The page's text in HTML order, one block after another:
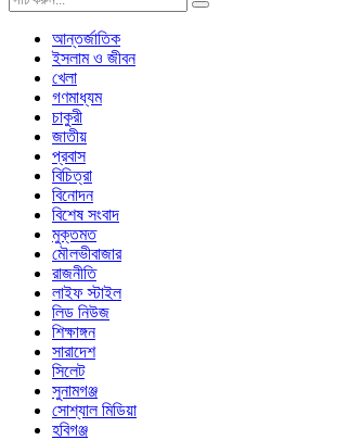
আন্তর্জাতিক
ইসলাম ও জীবন
খেলা
গণমাধ্যম
চাকুরী
জাতীয়
প্রবাস
বিচিত্রা
বিনোদন
বিশেষ সংবাদ
মুক্তমত
মৌলভীবাজার
রাজনীতি
লাইফ স্টাইল
লিড নিউজ
শিক্ষাঙ্গন
সারাদেশ
সিলেট
সুনামগঞ্জ
সোশ্যাল মিডিয়া
হবিগঞ্জ